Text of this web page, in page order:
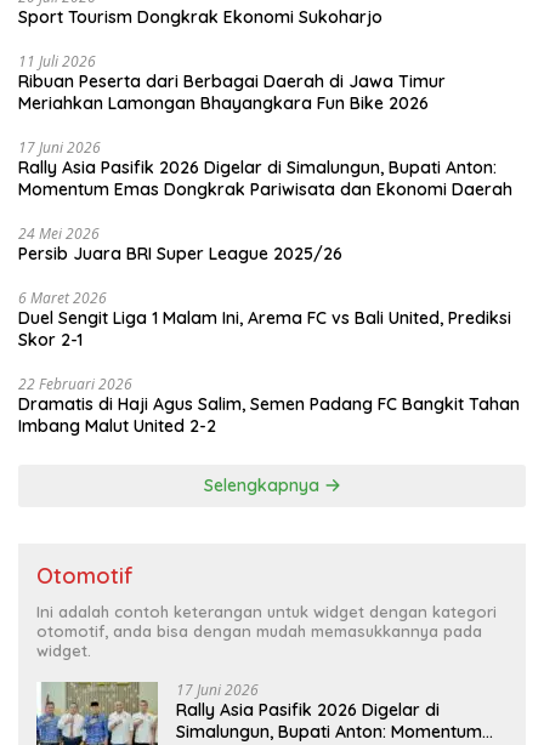
Sport Tourism Dongkrak Ekonomi Sukoharjo
11 Juli 2026
Ribuan Peserta dari Berbagai Daerah di Jawa Timur
Meriahkan Lamongan Bhayangkara Fun Bike 2026
17 Juni 2026
Rally Asia Pasifik 2026 Digelar di Simalungun, Bupati Anton:
Momentum Emas Dongkrak Pariwisata dan Ekonomi Daerah
24 Mei 2026
Persib Juara BRI Super League 2025/26
6 Maret 2026
Duel Sengit Liga 1 Malam Ini, Arema FC vs Bali United, Prediksi
Skor 2-1
22 Februari 2026
Dramatis di Haji Agus Salim, Semen Padang FC Bangkit Tahan
Imbang Malut United 2-2
Selengkapnya
Otomotif
Ini adalah contoh keterangan untuk widget dengan kategori
otomotif, anda bisa dengan mudah memasukkannya pada
widget.
17 Juni 2026
Rally Asia Pasifik 2026 Digelar di
Simalungun, Bupati Anton: Momentum